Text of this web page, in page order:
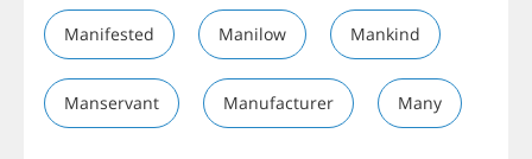
Manifested Manilow Mankind
Manservant Manufacturer Many